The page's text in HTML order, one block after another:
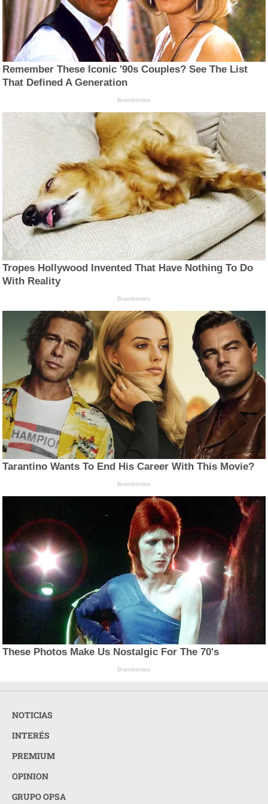
Remember These Iconic '90s Couples? See The List
That Defined A Generation
Brainberries
Tropes Hollywood Invented That Have Nothing To Do
With Reality
Brainberries
Tarantino Wants To End His Career With This Movie?
Brainberries
These Photos Make Us Nostalgic For The 70's
Brainberries
NOTICIAS
INTERÉS
PREMIUM
OPINION
GRUPO OPSA